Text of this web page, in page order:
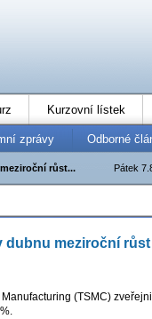
Kurzovní lístek
zprávy Odborné
Pátek
růst...
dubnu meziroční
(TSMC)